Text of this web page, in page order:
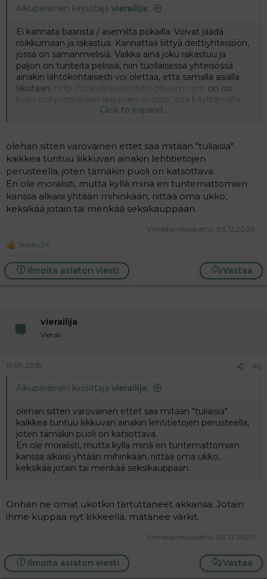
Alkuperäinen kirjoittaja vierailija:
Ei kannata baarista / asemilta pokailla. Voivat jäädä
roikkumaan ja rakastua. Kannattaa liittyä deittiyhteisöön,
jossa on samanmielisiä. Vaikka aina joku rakastuu ja
paljon on tunteita pelissä, niin tuollaisessa yhteisössä
ainakin lähtökohtaisesti voi olettaa, että samalla asialla
liikutaan. http://scandinaviandatingforum.com on iso
koko pohjoismaiden laajuinen sivusto, jota käyttämällä
löytää hyvää seuraa kaikkialta Suomesta ja myös tietty
Click to expand...
olehan sitten varovainen ettet saa mitään "tuliaisia"
kaikkea tuntuu liikkuvan ainakin lehtitietojen
perusteella, joten tämäkin puoli on katsottava.
En ole moralisti, mutta kyllä minä en tuntemattomien
kanssa alkaisi yhtään mihinkään, riittää oma ukko,
keksikää jotain tai menkää seksikauppaan.
Viimeksi muokattu: 03.12.2020
R
a
c
t
Seikku24
Vastaa
Ilmoita asiaton viesti
vierailija
Vieras
15.09.2018 #6
Alkuperäinen kirjoittaja vierailija:
olehan sitten varovainen ettet saa mitään "tuliaisia"
kaikkea tuntuu liikkuvan ainakin lehtitietojen perusteella,
joten tämäkin puoli on katsottava.
En ole moralisti, mutta kyllä minä en tuntemattomien
kanssa alkaisi yhtään mihinkään, riittää oma ukko,
keksikää jotain tai menkää seksikauppaan.
Onhan ne omat ukotkin tartuttaneet akkansa. Jotain
ihme kuppaa nyt liikkeellä, mätänee värkit.
Viimeksi muokattu: 03.12.2020
Vastaa
Ilmoita asiaton viesti